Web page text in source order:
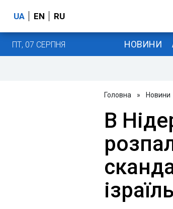
UA EN RU
ПТ, 07 СЕРПНЯ НОВИНИ
Головна » Новини
В